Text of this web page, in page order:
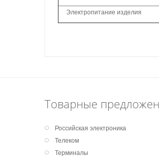
Электропитание изделия
Товарные
Российская электроника
Телеком
Терминалы